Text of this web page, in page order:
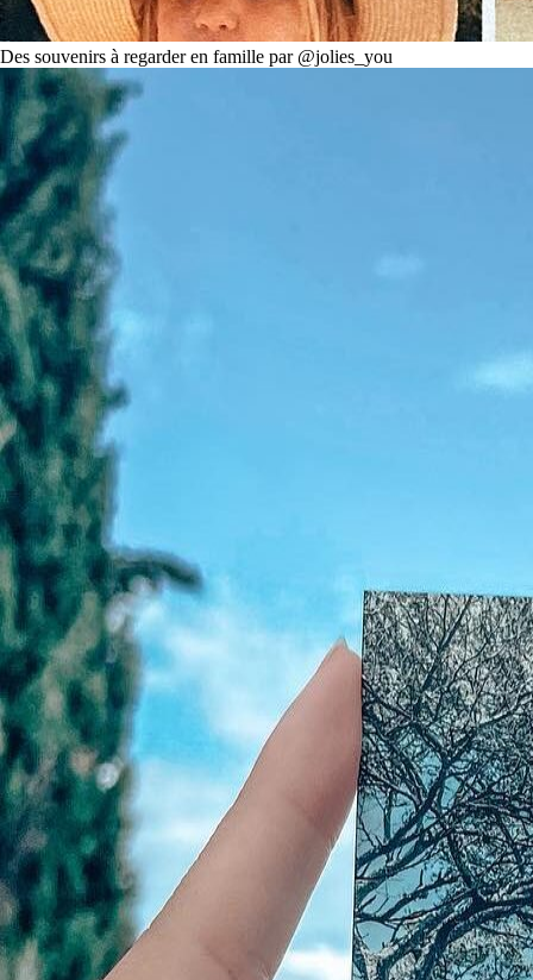
Des souvenirs à regarder en famille par @jolies_you